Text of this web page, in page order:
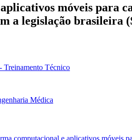
móveis para
a legislação
Treinamento Técnico
Médica
computacional e aplicativos móveis